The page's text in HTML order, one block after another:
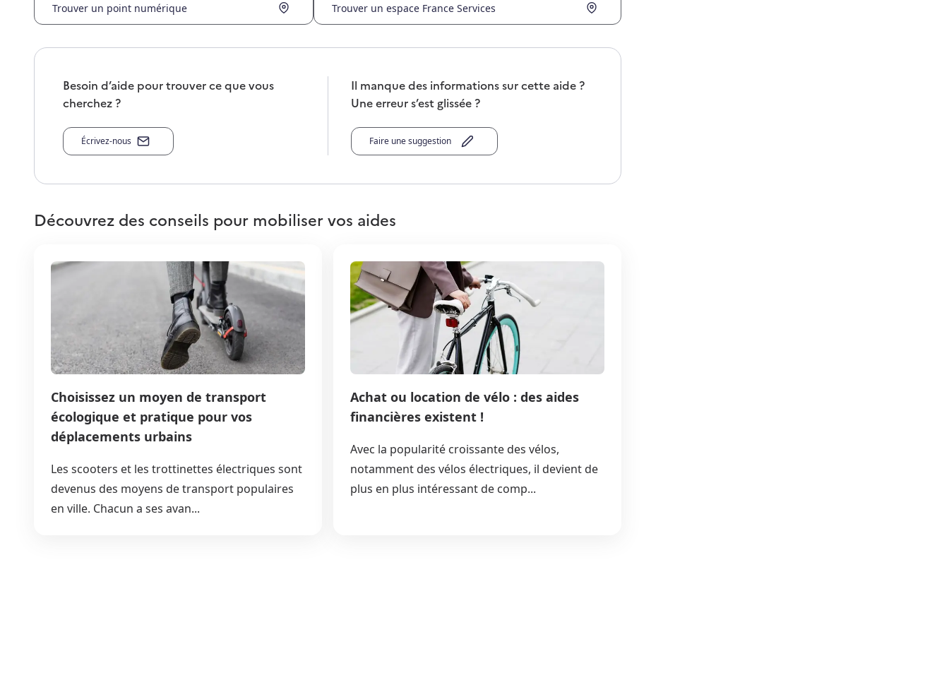
Trouver un point numérique Trouver un espace France Services
Besoin d’aide pour trouver ce que vous
cherchez ?
Écrivez-nous
Il manque des informations sur cette aide ?
Une erreur s’est glissée ?
Faire une suggestion
Découvrez des conseils pour mobiliser vos aides
Choisissez un moyen de transport
écologique et pratique pour vos
déplacements urbains
Les scooters et les trottinettes électriques sont
devenus des moyens de transport populaires
en ville. Chacun a ses avan...
Achat ou location de vélo : des aides
financières existent !
Avec la popularité croissante des vélos,
notamment des vélos électriques, il devient de
plus en plus intéressant de comp...